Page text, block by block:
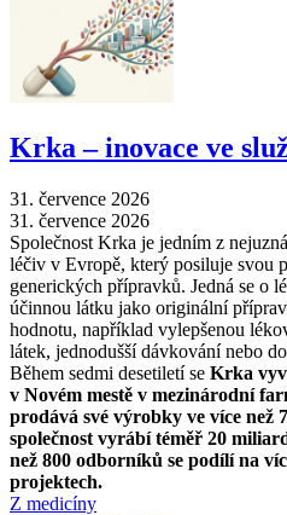
Krka –⁠ inovace ve
31. července 2026
31. července 2026
Společnost Krka je jedním z
léčiv v Evropě, který posiluje svou
generických přípravků. Jedná se o
účinnou látku jako originální
hodnotu, například vylepšenou
látek, jednodušší dávkování nebo
Během sedmi desetiletí se Krka
v Novém mestě v mezinárodní
prodává své výrobky ve více než
společnost vyrábí téměř 20
než 800 odborníků se podílí na
projektech.
Z medicíny